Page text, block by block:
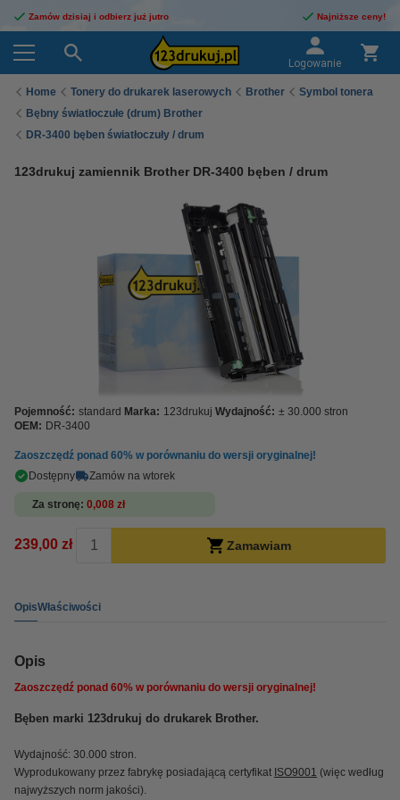
Zamów dzisiaj i odbierz już jutro Najniższe ceny!
Logowanie
Home Tonery do drukarek laserowych Brother
Symbol tonera
Bębny światłoczułe (drum) Brother
DR-3400 bęben światłoczuły / drum
123drukuj zamiennik Brother DR-3400 bęben / drum
Pojemność: standard Marka: 123drukuj Wydajność: ± 30.000 stron
OEM: DR-3400
Zaoszczędź ponad 60% w porównaniu do wersji oryginalnej!
Dostępny
Zamów na wtorek
Za stronę 0,008 zł
239,00 zł Zamawiam
OpisWłaściwości
Opis
Zaoszczędź ponad 60% w porównaniu do wersji oryginalnej!
Bęben marki 123drukuj do drukarek Brother.
Wydajność: 30.000 stron.
Wyprodukowany przez fabrykę posiadającą certyfikat ISO9001 (więc według
najwyższych norm jakości).